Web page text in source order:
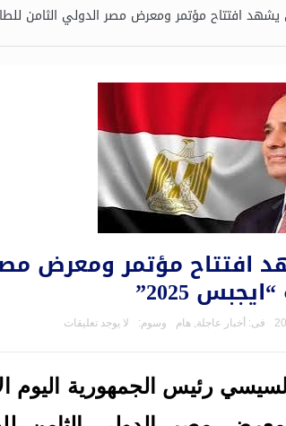
افتتاح مؤتمر ومعرض مصر الدولي الثامن
افتتاح مؤتمر ومعرض
2025”
فى: أخبار عاجلة هام وسوم: لا يوجد تعليقات
رئيس الجمهورية اليوم